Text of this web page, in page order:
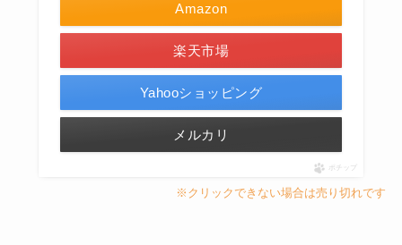
Amazon
楽天市場
Yahooショッピング
メルカリ
ポチップ
※クリックできない場合は売り切れです